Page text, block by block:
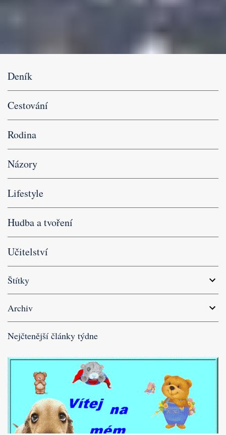
Deník
Cestování
Rodina
Názory
Lifestyle
Hudba a tvoření
Učitelství
Štítky
Archiv
Nejčtenější články týdne